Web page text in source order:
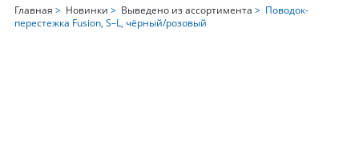
Главная > Новинки > Выведено из ассортимента > Поводок-
перестежка Fusion, S–L, чёрный/розовый